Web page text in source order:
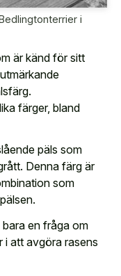
i
är känd för sitt
färger, bland
päls som
Denna färg är
som
en fråga om
i att avgöra rasens